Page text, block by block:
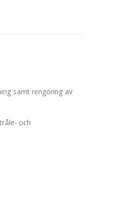
samt rengöring av
och